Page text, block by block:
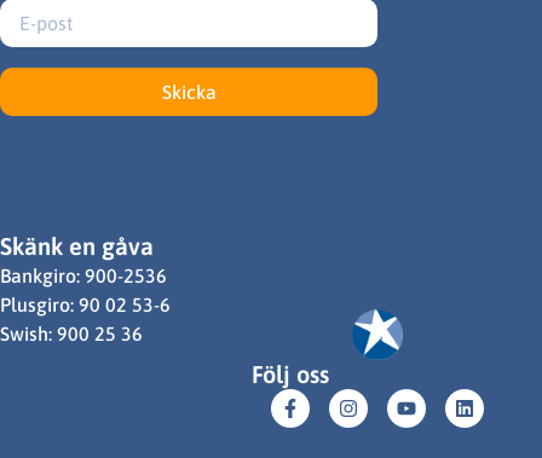
Skicka
Skänk en gåva
Bankgiro: 900-2536
Plusgiro: 90 02 53-6
Swish: 900 25 36
Följ oss